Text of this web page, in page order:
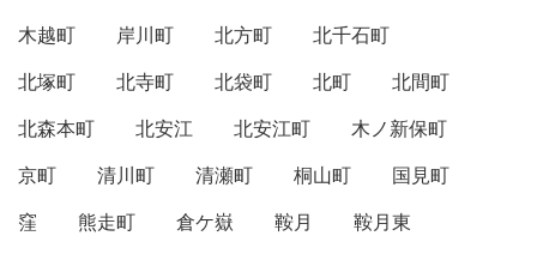
木越町
岸川町 北方町
北千石町
北塚町
北寺町 北袋町 北町
北間町
北森本町
北安江 北安江町
木ノ新保町
京町
清川町 清瀬町 桐山町
国見町
窪
熊走町 倉ケ嶽 鞍月
鞍月東